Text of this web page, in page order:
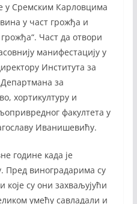
у Сремским Карловцима
у част грожђа и
Част да отвори
манифестацију у
Института за
за
хортикултуру и
факултета у
Иванишевићу.
године када је
Пред виноградарима су
које су они захваљујући
умећу савладали и